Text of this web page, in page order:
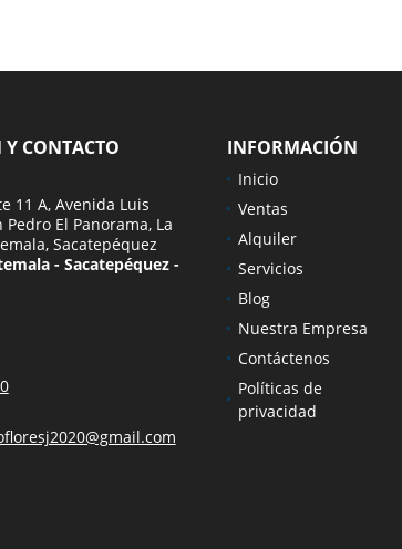
CONTACTO
11 A, Avenida Luis
Pedro El Panorama, La
Sacatepéquez
- Sacatepéquez -
INFORMACIÓN
Inicio
Ventas
Alquiler
Servicios
Blog
Nuestra Empresa
Contáctenos
Políticas de
privacidad